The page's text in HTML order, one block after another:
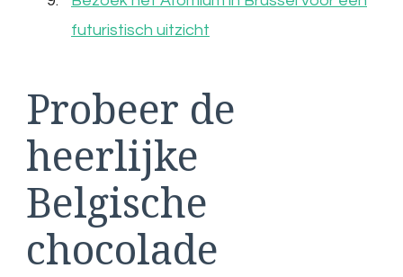
futuristisch uitzicht
Probeer de
heerlijke
Belgische
chocolade